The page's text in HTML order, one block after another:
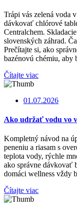
Trápi vás zelená voda
dávkovať chlórové
Centralchem.
slovenských záhrad.
Prečítajte si, ako
bazénovú chémiu, aby
Čítajte viac
01.07.2026
Ako udržať vodu vo
Kompletný návod na
peneniu a riasam s
teplota vody, rýchle
ako správne dávkovať
domáci wellness vždy
Čítajte viac